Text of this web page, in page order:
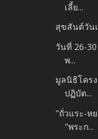
เลี้ย...
สุขสันต์วัน
วันที่ 26-
พ...
มูลนิธิโคร
ปฏิบัต...
"ถั่วแระ-ห
"พระก...